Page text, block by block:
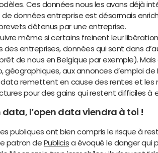
Ces données nous les avons déjà
données entreprise est désormais
détenus par une entreprise.
même si certains freinent leur
entreprises, données qui sont dans
de nous en Belgique par exemple). Mais
aux annonces d’emploi de
data remettent en cause des rentes et les
pour des gains qui restent difficiles à
data, l’open data viendra à toi !
publiques ont bien compris le risque à
patron de Publicis a évoqué le danger qui